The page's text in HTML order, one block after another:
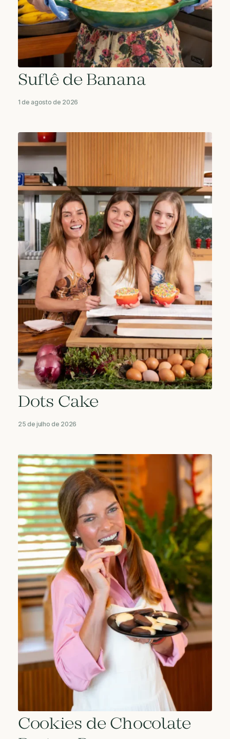
Suflê de Banana
1 de agosto de 2026
Dots Cake
25 de julho de 2026
Cookies de Chocolate